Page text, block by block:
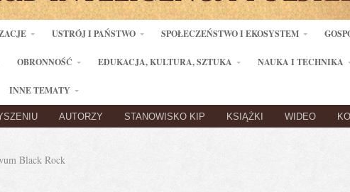
USTRÓJ I PAŃSTWO SPOŁECZEŃSTWO I EKOSYSTEM
OBRONNOŚĆ EDUKACJA, KULTURA, SZTUKA NAUKA I TECHNIKA
INNE TEMATY
AUTORZY STANOWISKO KIP KSIĄŻKI WIDEO
Black Rock